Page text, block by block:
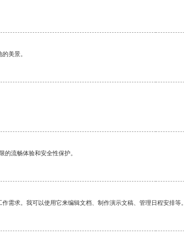
美景。
的流畅体验和安全性保护。
需求。我可以使用它来编辑文档、制作演示文稿、管理日程安排等。